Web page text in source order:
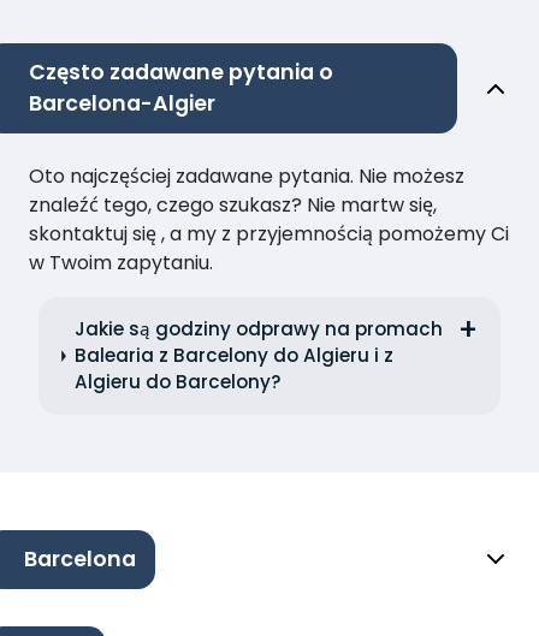
Często zadawane pytania o
Barcelona-Algier
Oto najczęściej zadawane pytania. Nie możesz
znaleźć tego, czego szukasz? Nie martw się,
skontaktuj się , a my z przyjemnością pomożemy Ci
w Twoim zapytaniu.
Jakie są godziny odprawy na promach
Balearia z Barcelony do Algieru i z
Algieru do Barcelony?
Barcelona